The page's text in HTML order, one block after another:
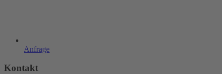
Anfrage
Kontakt